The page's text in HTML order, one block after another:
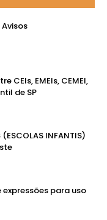
CEIs, EMEIs, CEMEI,
de SP
INFANTIS)
para uso